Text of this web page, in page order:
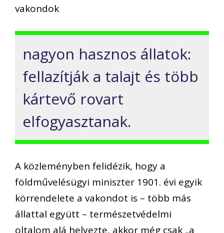
vakondok
nagyon hasznos állatok:
fellazítják a talajt és több
kártevő rovart
elfogyasztanak.
A közleményben felidézik, hogy a
földművelésügyi miniszter 1901. évi egyik
körrendelete a vakondot is – több más
állattal együtt – természetvédelmi
oltalom alá helyezte, akkor még csak „a